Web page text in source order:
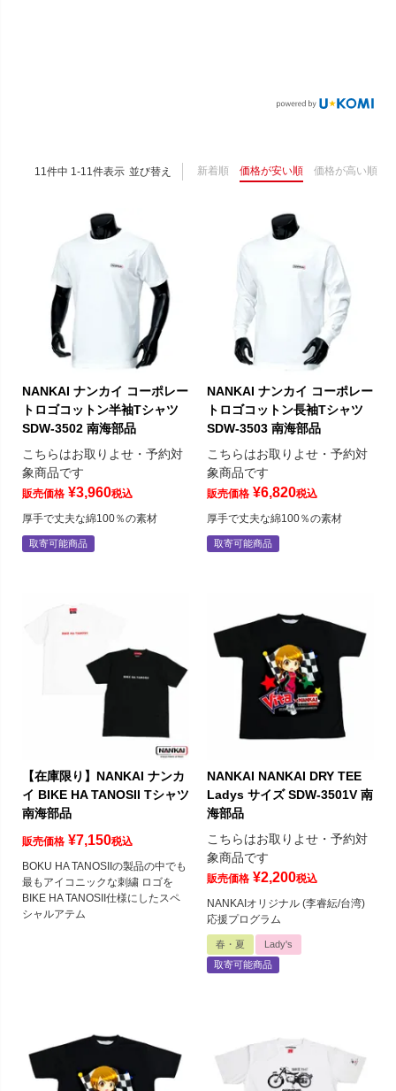
並び替え 新着順 価格が安い順 価格が高い順
11件中 1-11件表示
NANKAI ナンカイ コーポレー
トロゴコットン半袖Tシャツ
SDW-3502 南海部品
こちらはお取りよせ・予約対
象商品です
販売価格 ¥3,960税込
厚手で丈夫な綿100％の素材
取寄可能商品
NANKAI ナンカイ コーポレー
トロゴコットン長袖Tシャツ
SDW-3503 南海部品
こちらはお取りよせ・予約対
象商品です
販売価格 ¥6,820税込
厚手で丈夫な綿100％の素材
取寄可能商品
【在庫限り】NANKAI ナンカ
イ BIKE HA TANOSII Tシャツ
南海部品
販売価格 ¥7,150税込
BOKU HA TANOSIIの製品の中でも
最もアイコニックな刺繍 ロゴを
BIKE HA TANOSII仕様にしたスペ
シャルアテム
NANKAI NANKAI DRY TEE
Ladys サイズ SDW-3501V 南
海部品
こちらはお取りよせ・予約対
象商品です
販売価格 ¥2,200税込
NANKAIオリジナル (李睿紜/台湾)
応援プログラム
春・夏
Lady's
取寄可能商品